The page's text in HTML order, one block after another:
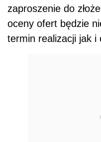
zaproszenie do
oceny ofert będzie
termin realizacji jak i